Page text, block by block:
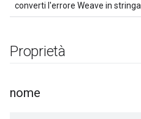
converti l'errore Weave in stringa
Proprietà
nome